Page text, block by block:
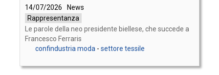
14/07/2026
News
Rappresentanza
Le parole della neo presidente biellese, che succede a
Francesco Ferraris
confindustria moda - settore tessile